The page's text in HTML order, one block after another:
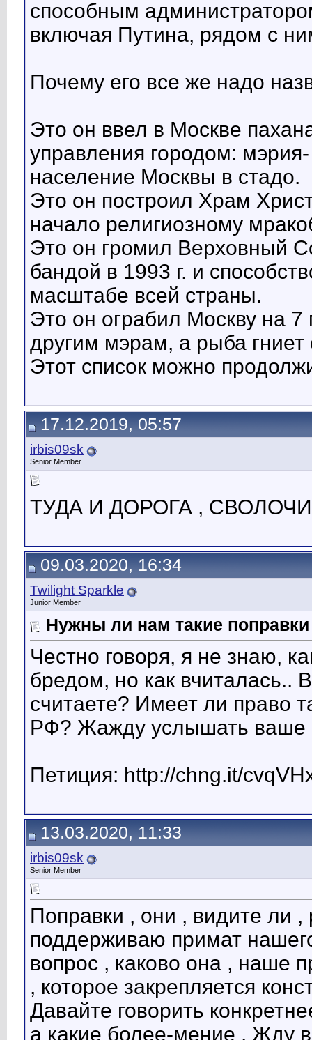
способным
включая Путина, рядом с
Почему его все же надо
Это он ввел в Москве
управления городом:
население Москвы в стадо.
Это он построил Храм
начало религиозному
Это он громил Верховный
бандой в 1993 г. и
масштабе всей страны.
Это он ограбил Москву на
другим мэрам, а рыба гниет
Этот список можно
17.12.2019, 05:57
irbis09sk
Senior Member
ТУДА И ДОРОГА ,
09.03.2020, 16:34
Twilight Sparkle
Junior Member
Нужны ли нам такие поправки
Честно говоря, я не знаю,
бредом, но как вчиталась..
считаете? Имеет ли право
РФ? Жажду услышать ваше
Петиция: http://chng.it/
13.03.2020, 11:33
irbis09sk
Senior Member
Поправки , они , видите ли
поддерживаю примат
вопрос , каково она , наше
, которое закрепляется
Давайте говорить
а какие более-мение . Жду